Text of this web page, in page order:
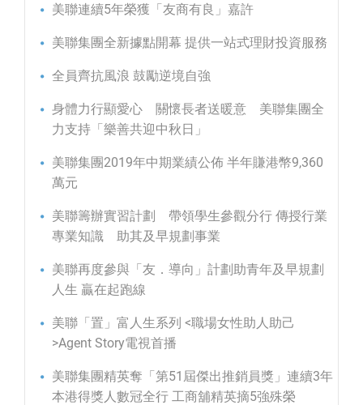
美聯連續5年榮獲「友商有良」嘉許
美聯集團全新據點開幕 提供一站式理財投資服務
全員齊抗風浪 鼓勵逆境自強
身體力行顯愛心 關懷長者送暖意 美聯集團全
力支持「樂善共迎中秋日」
美聯集團2019年中期業績公佈 半年賺港幣9,360
萬元
美聯籌辦實習計劃 帶領學生參觀分行 傳授行業
專業知識 助其及早規劃事業
美聯再度參與「友．導向」計劃助青年及早規劃
人生 贏在起跑線
美聯「置」富人生系列 <職場女性助人助己
>Agent Story電視首播
美聯集團精英奪「第51屆傑出推銷員獎」連續3年
本港得獎人數冠全行 工商舖精英摘5強殊榮